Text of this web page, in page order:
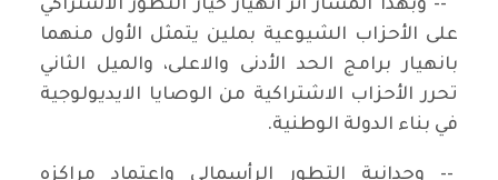
-- وبهذا المسار أثر انهيار خيار التطور الاشتراكي
على الأحزاب الشيوعية بملين يتمثل الأول منهما
بانهيار برامج الحد الأدنى والاعلى، والميل الثاني
تحرر الأحزاب الاشتراكية من الوصايا الايديولوجية
في بناء الدولة الوطنية.
-- وحدانية التطور الرأسمالي واعتماد مراكزه